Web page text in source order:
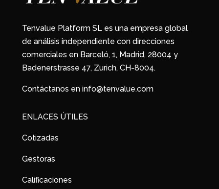
Tenvalue Platform SL es una empresa global
de análisis independiente con direcciones
comerciales en Barceló, 1, Madrid, 28004 y
Badenerstrasse 47, Zurich, CH-8004.
Contáctanos en info@tenvalue.com
ENLACES ÚTILES
Cotizadas
Gestoras
Calificaciones